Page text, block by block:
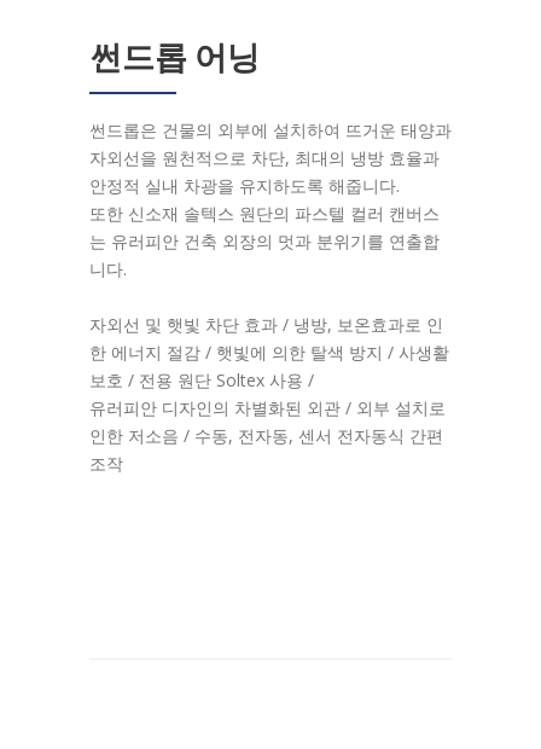
썬드롭 어닝
썬드롭은 건물의 외부에 설치하여 뜨거운 태양과
자외선을 원천적으로 차단, 최대의 냉방 효율과
안정적 실내 차광을 유지하도록 해줍니다.
또한 신소재 솔텍스 원단의 파스텔 컬러 캔버스
는 유러피안 건축 외장의 멋과 분위기를 연출합
니다.
자외선 및 햇빛 차단 효과 / 냉방, 보온효과로 인
한 에너지 절감 / 햇빛에 의한 탈색 방지 / 사생활
보호 / 전용 원단 Soltex 사용 /
유러피안 디자인의 차별화된 외관 / 외부 설치로
인한 저소음 / 수동, 전자동, 센서 전자동식 간편
조작